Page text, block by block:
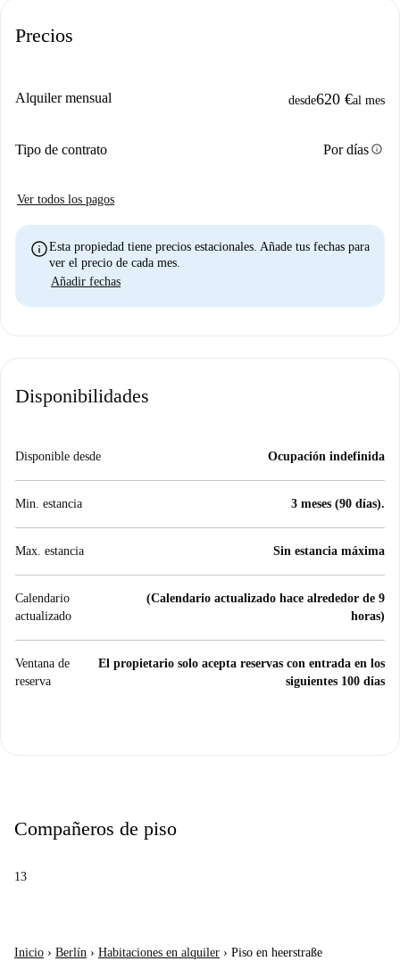
Precios
Alquiler mensual desde620 €al mes
Tipo de contrato Por díasinfo
Ver todos los pagos
infoEsta propiedad tiene precios estacionales. Añade tus fechas para
ver el precio de cada mes.
Añadir fechas
Disponibilidades
Disponible desde Ocupación indefinida
Min. estancia 3 meses (90 días).
Max. estancia Sin estancia máxima
Calendario
actualizado
(Calendario actualizado hace alrededor de 9
horas)
Ventana de
reserva
El propietario solo acepta reservas con entrada en los
siguientes 100 días
Compañeros de piso
13
Inicio › Berlín › Habitaciones en alquiler › Piso en heerstraße